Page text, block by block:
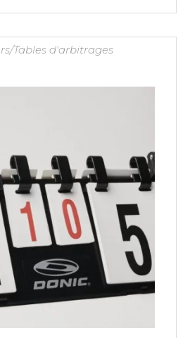
Tables d'arbitrages